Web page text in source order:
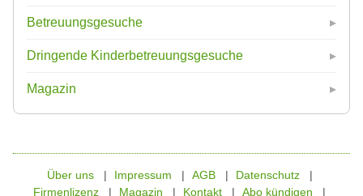
Betreuungsgesuche
Dringende Kinderbetreuungsgesuche
Magazin
Über uns Impressum AGB
Datenschutz
Firmenlizenz
Magazin Kontakt Abo kündigen